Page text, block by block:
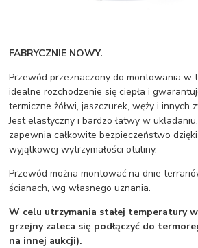
FABRYCZNIE NOWY.
Przewód przeznaczony do montowania w
idealne rozchodzenie się ciepła i
termiczne żółwi, jaszczurek, węży i innych
Jest elastyczny i bardzo łatwy w
zapewnia całkowite bezpieczeństwo dzięki
wyjątkowej wytrzymałości otuliny.
Przewód można montować na dnie
ścianach, wg własnego uznania.
W celu utrzymania stałej temperatury
grzejny zaleca się podłączyć do
na innej aukcji).